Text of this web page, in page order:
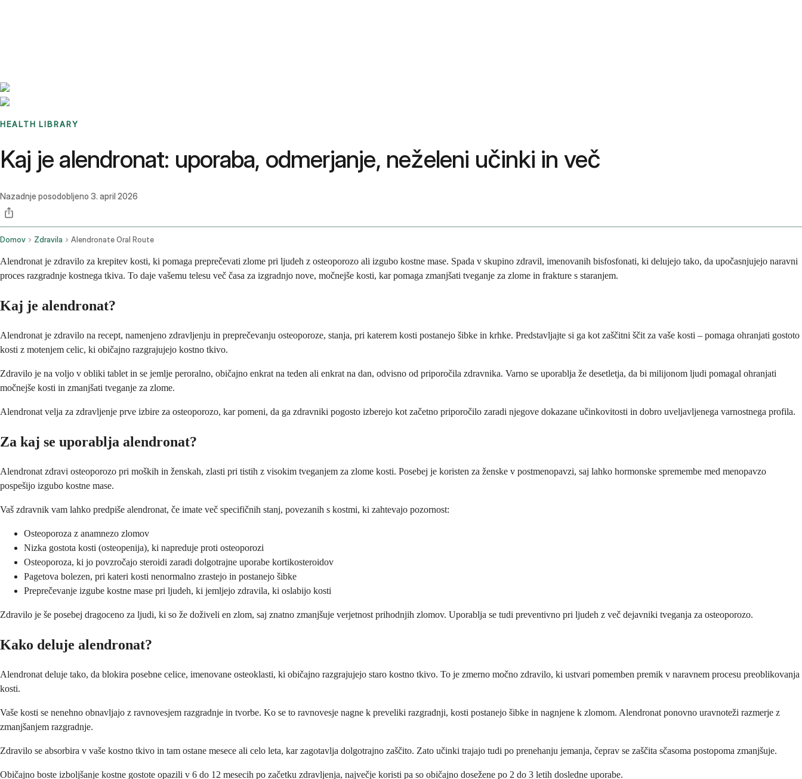
HEALTH LIBRARY
Kaj je alendronat: uporaba, odmerjanje, neželeni učinki in več
Nazadnje posodobljeno 3. april 2026
Domov Zdravila Alendronate Oral Route
Alendronat je zdravilo za krepitev kosti, ki pomaga preprečevati zlome pri ljudeh z osteoporozo ali izgubo kostne mase. Spada v skupino zdravil, imenovanih bisfosfonati, ki delujejo tako, da upočasnjujejo naravni
proces razgradnje kostnega tkiva. To daje vašemu telesu več časa za izgradnjo nove, močnejše kosti, kar pomaga zmanjšati tveganje za zlome in frakture s staranjem.
Kaj je alendronat?
Alendronat je zdravilo na recept, namenjeno zdravljenju in preprečevanju osteoporoze, stanja, pri katerem kosti postanejo šibke in krhke. Predstavljajte si ga kot zaščitni ščit za vaše kosti – pomaga ohranjati gostoto
kosti z motenjem celic, ki običajno razgrajujejo kostno tkivo.
Zdravilo je na voljo v obliki tablet in se jemlje peroralno, običajno enkrat na teden ali enkrat na dan, odvisno od priporočila zdravnika. Varno se uporablja že desetletja, da bi milijonom ljudi pomagal ohranjati
močnejše kosti in zmanjšati tveganje za zlome.
Alendronat velja za zdravljenje prve izbire za osteoporozo, kar pomeni, da ga zdravniki pogosto izberejo kot začetno priporočilo zaradi njegove dokazane učinkovitosti in dobro uveljavljenega varnostnega profila.
Za kaj se uporablja alendronat?
Alendronat zdravi osteoporozo pri moških in ženskah, zlasti pri tistih z visokim tveganjem za zlome kosti. Posebej je koristen za ženske v postmenopavzi, saj lahko hormonske spremembe med menopavzo
pospešijo izgubo kostne mase.
Vaš zdravnik vam lahko predpiše alendronat, če imate več specifičnih stanj, povezanih s kostmi, ki zahtevajo pozornost:
Osteoporoza z anamnezo zlomov
Nizka gostota kosti (osteopenija), ki napreduje proti osteoporozi
Osteoporoza, ki jo povzročajo steroidi zaradi dolgotrajne uporabe kortikosteroidov
Pagetova bolezen, pri kateri kosti nenormalno zrastejo in postanejo šibke
Preprečevanje izgube kostne mase pri ljudeh, ki jemljejo zdravila, ki oslabijo kosti
Zdravilo je še posebej dragoceno za ljudi, ki so že doživeli en zlom, saj znatno zmanjšuje verjetnost prihodnjih zlomov. Uporablja se tudi preventivno pri ljudeh z več dejavniki tveganja za osteoporozo.
Kako deluje alendronat?
Alendronat deluje tako, da blokira posebne celice, imenovane osteoklasti, ki običajno razgrajujejo staro kostno tkivo. To je zmerno močno zdravilo, ki ustvari pomemben premik v naravnem procesu preoblikovanja
kosti.
Vaše kosti se nenehno obnavljajo z ravnovesjem razgradnje in tvorbe. Ko se to ravnovesje nagne k preveliki razgradnji, kosti postanejo šibke in nagnjene k zlomom. Alendronat ponovno uravnoteži razmerje z
zmanjšanjem razgradnje.
Zdravilo se absorbira v vaše kostno tkivo in tam ostane mesece ali celo leta, kar zagotavlja dolgotrajno zaščito. Zato učinki trajajo tudi po prenehanju jemanja, čeprav se zaščita sčasoma postopoma zmanjšuje.
Običajno boste izboljšanje kostne gostote opazili v 6 do 12 mesecih po začetku zdravljenja, največje koristi pa so običajno dosežene po 2 do 3 letih dosledne uporabe.